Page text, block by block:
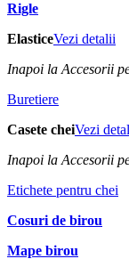
Rigle
ElasticeVezi detalii
Inapoi la Accesorii
Buretiere
Casete cheiVezi
Inapoi la Accesorii
Etichete pentru chei
Cosuri de birou
Mape birou